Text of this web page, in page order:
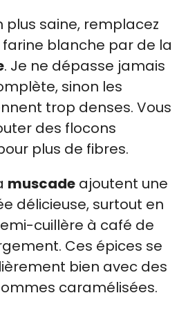
plus saine, remplacez
blanche par de la
. Je ne dépasse jamais
sinon les
trop denses. Vous
des flocons
plus de fibres.
muscade ajoutent une
délicieuse, surtout en
cuillère à café de
Ces épices se
bien avec des
caramélisées.